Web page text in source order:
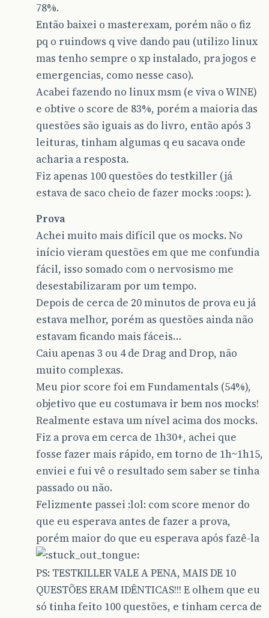
78%.
Então baixei o masterexam, porém não o fiz
pq o ruindows q vive dando pau (utilizo linux
mas tenho sempre o xp instalado, pra jogos e
emergencias, como nesse caso).
Acabei fazendo no linux msm (e viva o WINE)
e obtive o score de 83%, porém a maioria das
questões são iguais as do livro, então após 3
leituras, tinham algumas q eu sacava onde
acharia a resposta.
Fiz apenas 100 questões do testkiller (já
estava de saco cheio de fazer mocks :oops: ).
Prova
Achei muito mais difícil que os mocks. No
início vieram questões em que me confundia
fácil, isso somado com o nervosismo me
desestabilizaram por um tempo.
Depois de cerca de 20 minutos de prova eu já
estava melhor, porém as questões ainda não
estavam ficando mais fáceis…
Caiu apenas 3 ou 4 de Drag and Drop, não
muito complexas.
Meu pior score foi em Fundamentals (54%),
objetivo que eu costumava ir bem nos mocks!
Realmente estava um nível acima dos mocks.
Fiz a prova em cerca de 1h30+, achei que
fosse fazer mais rápido, em torno de 1h~1h15,
enviei e fui vê o resultado sem saber se tinha
passado ou não.
Felizmente passei :lol: com score menor do
que eu esperava antes de fazer a prova,
porém maior do que eu esperava após fazê-la
PS: TESTKILLER VALE A PENA, MAIS DE 10
QUESTÕES ERAM IDÊNTICAS!!! E olhem que eu
só tinha feito 100 questões, e tinham cerca de